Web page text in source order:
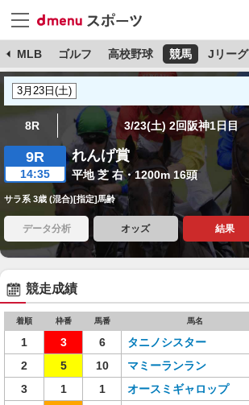
MLB ゴルフ 高校野球 競馬 Jリーグ
8R 3/23(土) 2回阪神1日目
9R
14:35
れんげ賞
平地 芝 右・1200m 16頭
サラ系 3歳 (混合)[指定]馬齢
データ分析 オッズ 結果
競走成績
着順 枠番 馬番 馬名
1 3 6 タニノシスター
2
5 10 マミーランラン
3
1 1 オースミギャロップ